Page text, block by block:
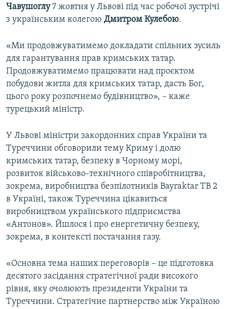
Чавушоглу7 жовтня у Львові під час робочої зустрічі
з українським колегою Дмитром Кулебою.
«Ми продовжуватимемо докладати спільних зусиль
для гарантування прав кримських татар.
Продовжуватимемо працювати над проєктом
побудови житла для кримських татар, дасть Бог,
цього року розпочнемо будівництво», – каже
турецький міністр.
У Львові міністри закордонних справ України та
Туреччини обговорили тему Криму і долю
кримських татар, безпеку в Чорному морі,
розвиток військово-технічного співробітництва,
зокрема, виробництва безпілотників Bayraktar TB 2
в Україні, також Туреччина цікавиться
виробництвом українського підприємства
«Антонов». Йшлося і про енергетичну безпеку,
зокрема, в контексті постачання газу.
«Основна тема наших переговорів – це підготовка
десятого засідання стратегічної ради високого
рівня, яку очолюють президенти України та
Туреччини. Стратегічне партнерство між Україною